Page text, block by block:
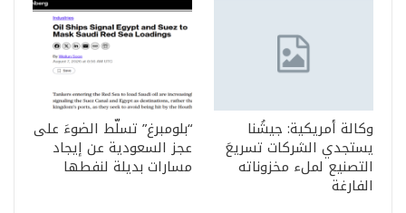
وكالة أمريكية: جيشُنا
يستجدي الشركات تسريعَ
التصنيع لملء مخزوناته
الفارغة
“بلومبرغ” تسلّط الضوءَ على
عجز السعودية عن إيجاد
مسارات بديلة لنفطها